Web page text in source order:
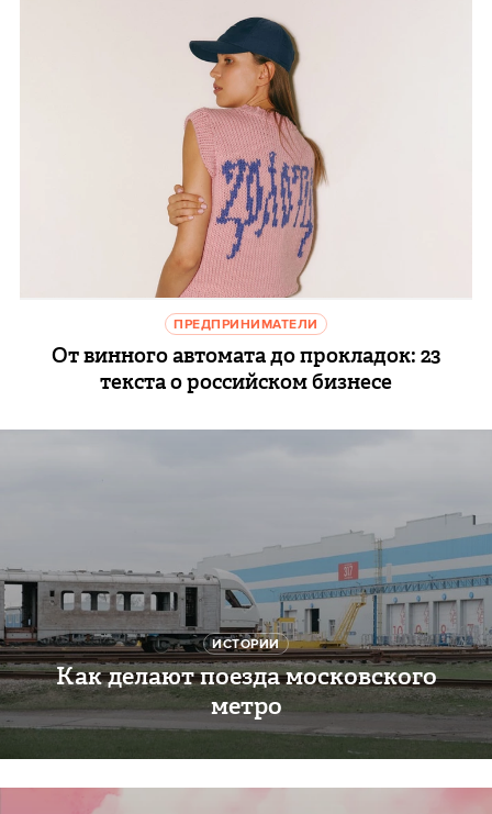
ПРЕДПРИНИМАТЕЛИ
От винного автомата до прокладок: 23
текста о российском бизнесе
ИСТОРИИ
Как делают поезда московского
метро